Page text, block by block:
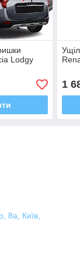
Lodgy
1
8а, Київ,